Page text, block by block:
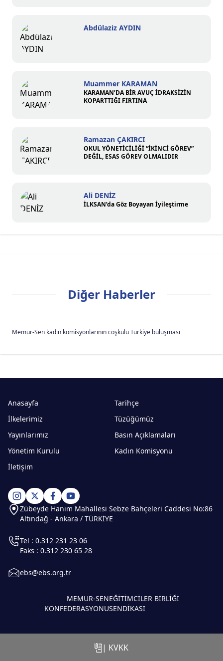
Abdülaziz AYDIN
Muammer KARAMAN
KARAMAN’DA BİR AVUÇ İDRAKSİZİN
KOPARTTIĞI FIRTINA
Ramazan ÇAKIRCI
OKUL YÖNETİCİLİĞİ “İKİNCİ GÖREV”
DEĞİL, ESAS GÖREV OLMALIDIR
Ali DENİZ
İLKSAN’da Göz Boyayan İyileştirme
Diğer Haberler
Memur-Sen kadın komisyonlarının coşkulu Türkiye buluşması
Anasayfa
Tarihçe
İlkelerimiz
Tüzüğümüz
Yayınlarımız
Basın Açıklamaları
Yönetim Kurulu
Kadın Komisyonu
İletişim
MEMUR-SEN
KONFEDERASYONU
EĞİTİMCİLER BİRLİĞİ
SENDİKASI
Zübeyde Hanım Mahallesi Sebze Bahçeleri Caddesi No:86
Altındağ - Ankara / TÜRKİYE
Tel : 0.312 231 23 06
Faks : 0.312 230 65 28
ebs@ebs.org.tr
| KVKK